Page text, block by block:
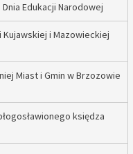
Edukacji Narodowej
i Mazowieckiej
Miast i Gmin w Brzozowie
księdza